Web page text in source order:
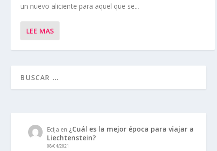
un nuevo aliciente para aquel que se...
LEE MAS
Ecija en ¿Cuál es la mejor época para viajar a
Liechtenstein?
08/04/2021